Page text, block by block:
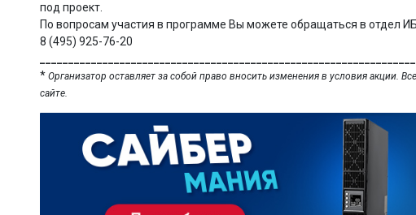
под проект.
По вопросам участия в программе Вы можете обращаться в отдел
8 (495) 925-76-20
* Организатор оставляет за собой право вносить изменения в условия акции.
сайте.